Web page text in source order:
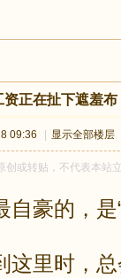
正在扯下遮羞布
09:36 显示全部楼层
创或转贴，不代表本站
自豪的，是
这里时，